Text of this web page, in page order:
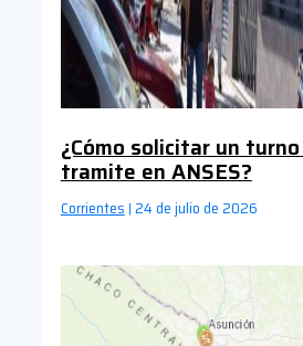
¿Cómo solicitar un
tramite en ANSES?
Corrientes | 24 de julio de 2026